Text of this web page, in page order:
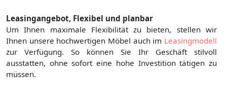
Leasingangebot, Flexibel und planbar
Um Ihnen maximale Flexibilität zu bieten, stellen wir
Ihnen unsere hochwertigen Möbel auch im Leasingmodell
zur Verfügung. So können Sie Ihr Geschäft stilvoll
ausstatten, ohne sofort eine hohe Investition tätigen zu
müssen.